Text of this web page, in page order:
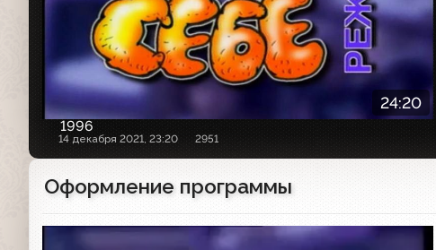
24:20
1996
14 декабря 2021, 23:20 2951
Оформление программы